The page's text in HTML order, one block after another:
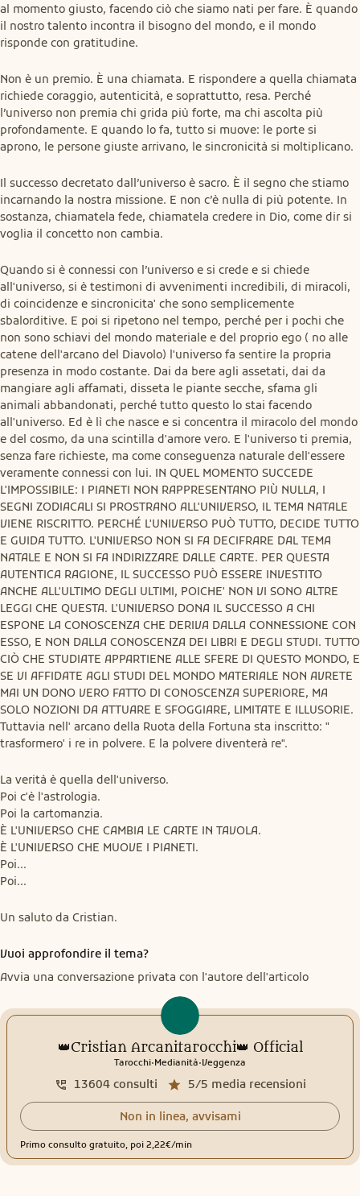
al momento giusto, facendo ciò che siamo nati per fare. È quando
il nostro talento incontra il bisogno del mondo, e il mondo
risponde con gratitudine.
Non è un premio. È una chiamata. E rispondere a quella chiamata
richiede coraggio, autenticità, e soprattutto, resa. Perché
l’universo non premia chi grida più forte, ma chi ascolta più
profondamente. E quando lo fa, tutto si muove: le porte si
aprono, le persone giuste arrivano, le sincronicità si moltiplicano.
Il successo decretato dall’universo è sacro. È il segno che stiamo
incarnando la nostra missione. E non c’è nulla di più potente. In
sostanza, chiamatela fede, chiamatela credere in Dio, come dir si
voglia il concetto non cambia.
Quando si è connessi con l’universo e si crede e si chiede
all'universo, si è testimoni di avvenimenti incredibili, di miracoli,
di coincidenze e sincronicita' che sono semplicemente
sbalorditive. E poi si ripetono nel tempo, perché per i pochi che
non sono schiavi del mondo materiale e del proprio ego ( no alle
catene dell'arcano del Diavolo) l'universo fa sentire la propria
presenza in modo costante. Dai da bere agli assetati, dai da
mangiare agli affamati, disseta le piante secche, sfama gli
animali abbandonati, perché tutto questo lo stai facendo
all'universo. Ed è lì che nasce e si concentra il miracolo del mondo
e del cosmo, da una scintilla d'amore vero. E l'universo ti premia,
senza fare richieste, ma come conseguenza naturale dell'essere
veramente connessi con lui. IN QUEL MOMENTO SUCCEDE
L'IMPOSSIBILE: I PIANETI NON RAPPRESENTANO PIÙ NULLA, I
SEGNI ZODIACALI SI PROSTRANO ALL'UNIVERSO, IL TEMA NATALE
VIENE RISCRITTO. PERCHÉ L'UNIVERSO PUÒ TUTTO, DECIDE TUTTO
E GUIDA TUTTO. L'UNIVERSO NON SI FA DECIFRARE DAL TEMA
NATALE E NON SI FA INDIRIZZARE DALLE CARTE. PER QUESTA
AUTENTICA RAGIONE, IL SUCCESSO PUÒ ESSERE INVESTITO
ANCHE ALL'ULTIMO DEGLI ULTIMI, POICHE' NON VI SONO ALTRE
LEGGI CHE QUESTA. L'UNIVERSO DONA IL SUCCESSO A CHI
ESPONE LA CONOSCENZA CHE DERIVA DALLA CONNESSIONE CON
ESSO, E NON DALLA CONOSCENZA DEI LIBRI E DEGLI STUDI. TUTTO
CIÒ CHE STUDIATE APPARTIENE ALLE SFERE DI QUESTO MONDO, E
SE VI AFFIDATE AGLI STUDI DEL MONDO MATERIALE NON AVRETE
MAI UN DONO VERO FATTO DI CONOSCENZA SUPERIORE, MA
SOLO NOZIONI DA ATTUARE E SFOGGIARE, LIMITATE E ILLUSORIE.
Tuttavia nell' arcano della Ruota della Fortuna sta inscritto: "
trasformero' i re in polvere. E la polvere diventerà re".
La verità è quella dell'universo.
Poi c'è l'astrologia.
Poi la cartomanzia.
È L'UNIVERSO CHE CAMBIA LE CARTE IN TAVOLA.
È L'UNIVERSO CHE MUOVE I PIANETI.
Poi...
Poi...
Un saluto da Cristian.
Vuoi approfondire il tema?
Avvia una conversazione privata con l'autore dell'articolo
👑Cristian Arcanitarocchi👑 Official
Tarocchi.Medianità.Veggenza
5/5 media recensioni
13604 consulti
Non in linea, avvisami
Primo consulto gratuito, poi 2,22€/min